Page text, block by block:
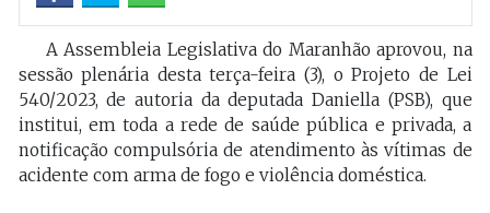
A Assembleia Legislativa do Maranhão aprovou, na
sessão plenária desta terça-feira (3), o Projeto de Lei
540/2023, de autoria da deputada Daniella (PSB), que
institui, em toda a rede de saúde pública e privada, a
notificação compulsória de atendimento às vítimas de
acidente com arma de fogo e violência doméstica.